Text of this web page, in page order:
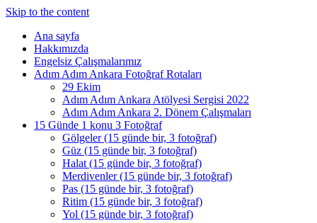
Skip to the content
Ana sayfa
Hakkımızda
Engelsiz Çalışmalarımız
Adım Adım Ankara Fotoğraf Rotaları
29 Ekim
Adım Adım Ankara Atölyesi Sergisi 2022
Adım Adım Ankara 2. Dönem Çalışmaları
15 Günde 1 konu 3 Fotoğraf
Gölgeler (15 günde bir, 3 fotoğraf)
Güz (15 günde bir, 3 fotoğraf)
Halat (15 günde bir, 3 fotoğraf)
Merdivenler (15 günde bir, 3 fotoğraf)
Pas (15 günde bir, 3 fotoğraf)
Ritim (15 günde bir, 3 fotoğraf)
Yol (15 günde bir, 3 fotoğraf)